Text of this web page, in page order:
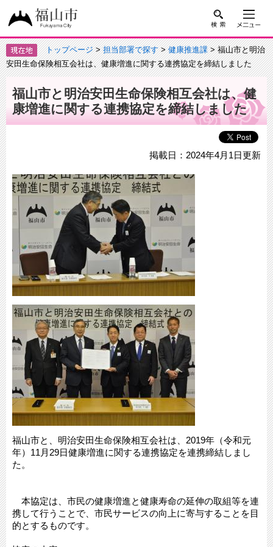
トップページ>担当部署で探す>健康推進課> 福山市と明治
安田生命保険相互会社は、健康増進に関する連携協定を締結しました
福山市と明治安田生命保険相互会社は、健
康増進に関する連携協定を締結しました
掲載日：2024年4月1日更新
福山市と、明治安田生命保険相互会社は、2019年（令和元
年）11月29日健康増進に関する連携協定を連携締結しまし
た。
本協定は、市民の健康増進と健康寿命の延伸の取組等を連
携して行うことで、市民サービスの向上に寄与することを目
的とするものです。